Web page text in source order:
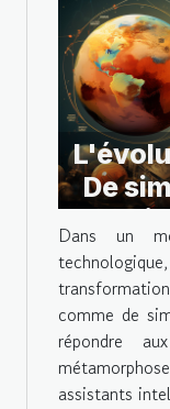
De
Dans un
comme de
répondre
assistants